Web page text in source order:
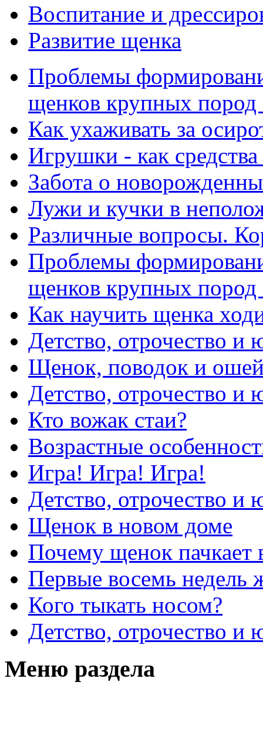
Воспитание и
Развитие щенка
Проблемы
щенков крупных пород
Как ухаживать за
Игрушки - как
Забота о
Лужи и кучки в
Различные вопросы.
Проблемы
щенков крупных пород
Как научить щенка
Детство, отрочество и
Щенок, поводок и
Детство, отрочество и
Кто вожак стаи?
Возрастные
Игра! Игра! Игра!
Детство, отрочество и
Щенок в новом доме
Почему щенок пачкает
Первые восемь недель
Кого тыкать носом?
Детство, отрочество и
Меню раздела